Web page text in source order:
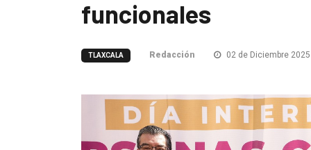
funcionales
TLAXCALA Redacción 02 de Diciembre 2025